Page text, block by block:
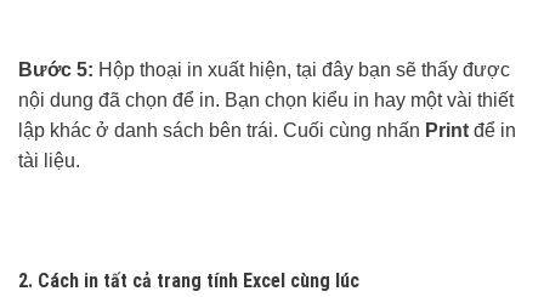
Bước 5: Hộp thoại in xuất hiện, tại đây bạn sẽ thấy được
nội dung đã chọn để in. Bạn chọn kiểu in hay một vài thiết
lập khác ở danh sách bên trái. Cuối cùng nhấn Print để in
tài liệu.
2. Cách in tất cả trang tính Excel cùng lúc